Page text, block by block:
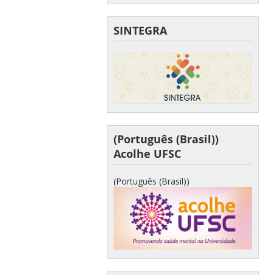
SINTEGRA
(Português (Brasil))
Acolhe UFSC
(Português (Brasil))